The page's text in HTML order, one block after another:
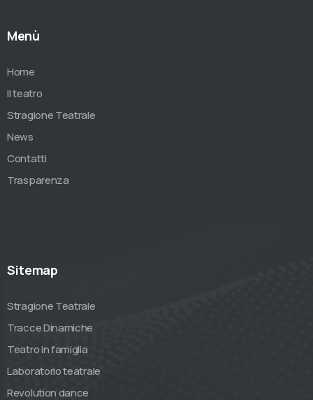
Menù
Home
Il teatro
Stragione Teatrale
News
Contatti
Trasparenza
Sitemap
Stragione Teatrale
Tracce Dinamiche
Teatro in famiglia
Laboratorio teatrale
Revolution dance